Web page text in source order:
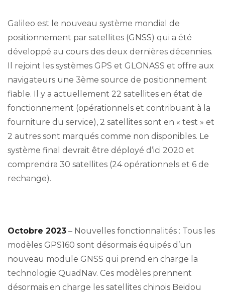
Galileo est le nouveau système mondial de
positionnement par satellites (GNSS) qui a été
développé au cours des deux dernières décennies.
Il rejoint les systèmes GPS et GLONASS et offre aux
navigateurs une 3ème source de positionnement
fiable. Il y a actuellement 22 satellites en état de
fonctionnement (opérationnels et contribuant à la
fourniture du service), 2 satellites sont en « test » et
2 autres sont marqués comme non disponibles. Le
système final devrait être déployé d’ici 2020 et
comprendra 30 satellites (24 opérationnels et 6 de
rechange).
Octobre 2023 – Nouvelles fonctionnalités : Tous les
modèles GPS160 sont désormais équipés d’un
nouveau module GNSS qui prend en charge la
technologie QuadNav. Ces modèles prennent
désormais en charge les satellites chinois Beidou